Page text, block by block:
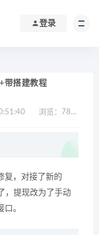
登录
带搭建教程
浏览： 785
复，对接了新的
，提现改为了手动
。